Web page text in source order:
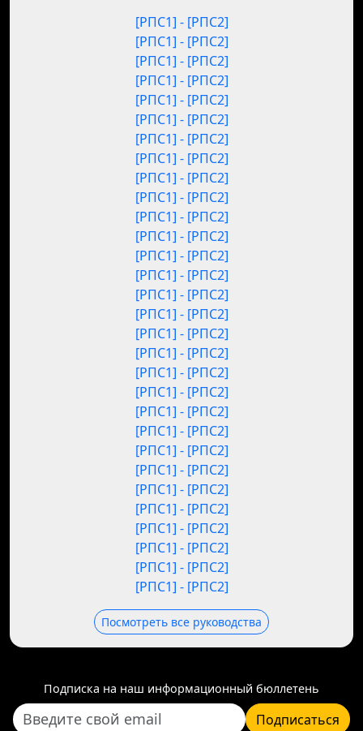
[РПС1] - [РПС2]
[РПС1] - [РПС2]
[РПС1] - [РПС2]
[РПС1] - [РПС2]
[РПС1] - [РПС2]
[РПС1] - [РПС2]
[РПС1] - [РПС2]
[РПС1] - [РПС2]
[РПС1] - [РПС2]
[РПС1] - [РПС2]
[РПС1] - [РПС2]
[РПС1] - [РПС2]
[РПС1] - [РПС2]
[РПС1] - [РПС2]
[РПС1] - [РПС2]
[РПС1] - [РПС2]
[РПС1] - [РПС2]
[РПС1] - [РПС2]
[РПС1] - [РПС2]
[РПС1] - [РПС2]
[РПС1] - [РПС2]
[РПС1] - [РПС2]
[РПС1] - [РПС2]
[РПС1] - [РПС2]
[РПС1] - [РПС2]
[РПС1] - [РПС2]
[РПС1] - [РПС2]
[РПС1] - [РПС2]
[РПС1] - [РПС2]
[РПС1] - [РПС2]
Посмотреть все руководства
Подписка на наш информационный бюллетень
Подписаться